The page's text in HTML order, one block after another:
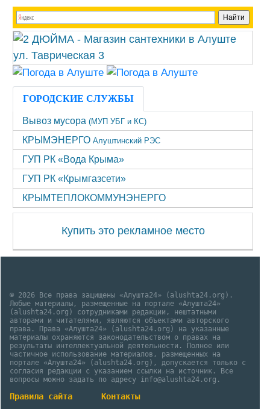
ГОРОДСКИЕ СЛУЖБЫ
Вывоз мусора (МУП УБГ и КС)
КРЫМЭНЕРГО Алуштинский РЭС
ГУП РК «Вода Крыма»
ГУП РК «Крымгазсети»
КРЫМТЕПЛОКОММУНЭНЕРГО
Купить это рекламное место
© 2026 Все права защищены «Алушта24» (alushta24.org).
Любые материалы, размещенные на портале «Алушта24»
(alushta24.org) сотрудниками редакции, нештатными
авторами и читателями, являются объектами авторского
права. Права «Алушта24» (alushta24.org) на указанные
материалы охраняются законодательством о правах на
результаты интеллектуальной деятельности. Полное или
частичное использование материалов, размещенных на
портале «Алушта24» (alushta24.org), допускается только с
согласия редакции с указанием ссылки на источник. Все
вопросы можно задать по адресу info@alushta24.org.
Правила сайта Контакты